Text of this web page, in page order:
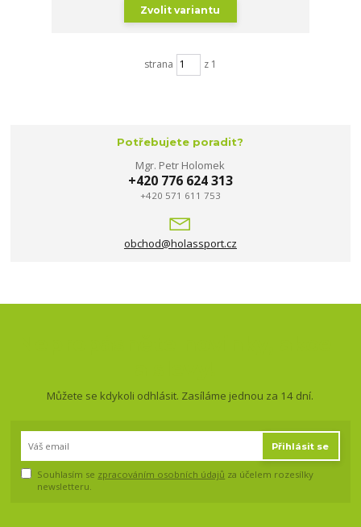
Zvolit variantu
strana z 1
Potřebujete poradit?
Mgr. Petr Holomek
+420 776 624 313
+420 571 611 753
obchod@holassport.cz
Můžete se kdykoli odhlásit. Zasíláme jednou za 14 dní.
Přihlásit se
Souhlasím se zpracováním osobních údajů za účelem rozesílky
newsletteru.